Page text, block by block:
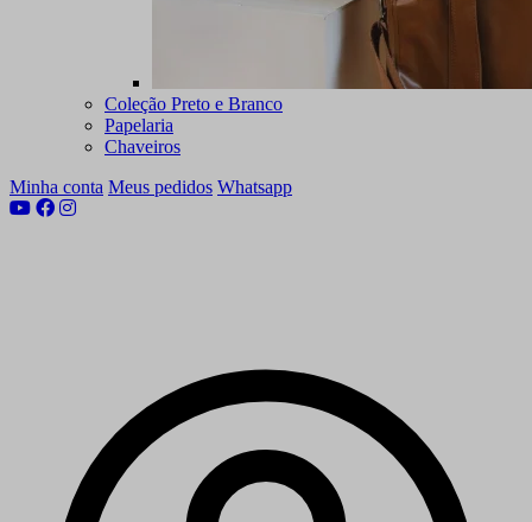
Coleção Preto e Branco
Papelaria
Chaveiros
Minha conta Meus pedidos Whatsapp